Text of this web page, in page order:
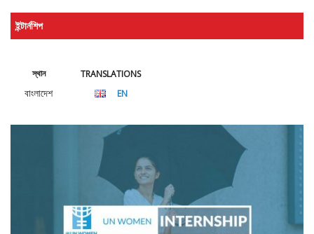
ইন্টার্নশিপ
স্থান
বাংলাদেশ
TRANSLATIONS
EN